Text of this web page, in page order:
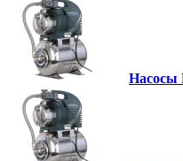
Насосы